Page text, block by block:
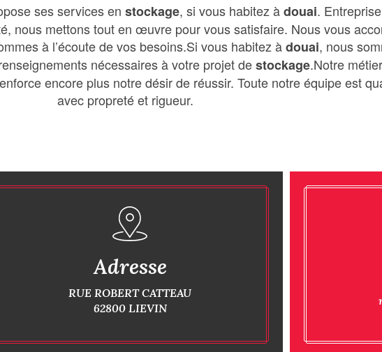
ses services en stockage, si vous habitez àdouai.
nous mettons tout en œuvre pour vous satisfaire. Nous vous
à l’écoute de vos besoins.Si vous habitez àdouai, nous
nécessaires à votre projet destockage.Notre
encore plus notre désir de réussir. Toute notre équipe est
avec propreté et rigueur.
Adresse
RUE ROBERT CATTEAU
62800 LIEVIN